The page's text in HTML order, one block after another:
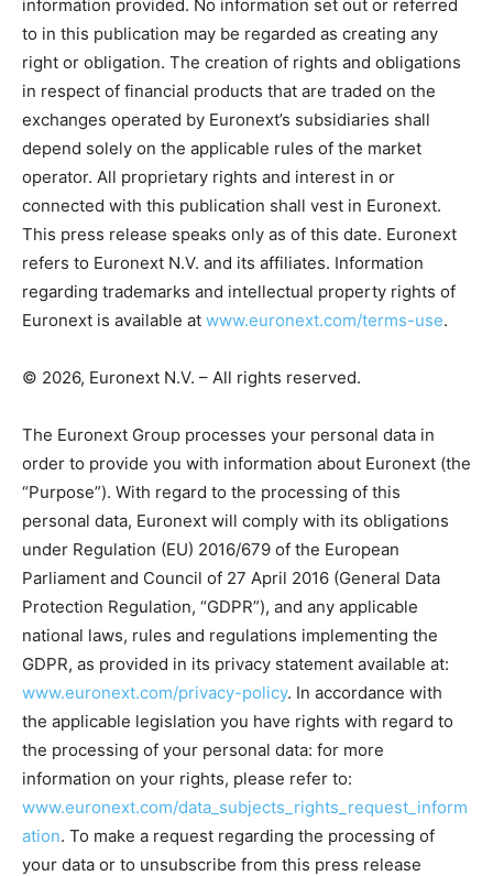
information provided. No information set out or referred
to in this publication may be regarded as creating any
right or obligation. The creation of rights and obligations
in respect of financial products that are traded on the
exchanges operated by Euronext’s subsidiaries shall
depend solely on the applicable rules of the market
operator. All proprietary rights and interest in or
connected with this publication shall vest in Euronext.
This press release speaks only as of this date. Euronext
refers to Euronext N.V. and its affiliates. Information
regarding trademarks and intellectual property rights of
Euronext is available at www.euronext.com/terms-use.
© 2026, Euronext N.V. – All rights reserved.
The Euronext Group processes your personal data in
order to provide you with information about Euronext (the
“Purpose”). With regard to the processing of this
personal data, Euronext will comply with its obligations
under Regulation (EU) 2016/679 of the European
Parliament and Council of 27 April 2016 (General Data
Protection Regulation, “GDPR”), and any applicable
national laws, rules and regulations implementing the
GDPR, as provided in its privacy statement available at:
www.euronext.com/privacy-policy. In accordance with
the applicable legislation you have rights with regard to
the processing of your personal data: for more
information on your rights, please refer to:
www.euronext.com/data_subjects_rights_request_inform
ation. To make a request regarding the processing of
your data or to unsubscribe from this press release